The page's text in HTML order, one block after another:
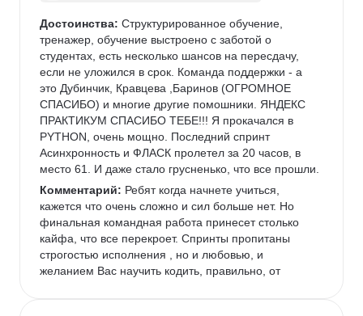
Достоинства: Структурированное обучение,
тренажер, обучение выстроено с заботой о
студентах, есть несколько шансов на пересдачу,
если не уложился в срок. Команда поддержки - а
это Дубинчик, Кравцева ,Баринов (ОГРОМНОЕ
СПАСИБО) и многие другие помошники. ЯНДЕКС
ПРАКТИКУМ СПАСИБО ТЕБЕ!!! Я прокачался в
PYTHON, очень мощно. Последний спринт
Асинхронность и ФЛАСК пролетел за 20 часов, в
место 61. И даже стало грусненько, что все прошли.
Комментарий: Ребят когда начнете учиться,
кажется что очень сложно и сил больше нет. Но
финальная командная работа принесет столько
кайфа, что все перекроет. Спринты пропитаны
строгостью исполнения , но и любовью, и
желанием Вас научить кодить, правильно, от